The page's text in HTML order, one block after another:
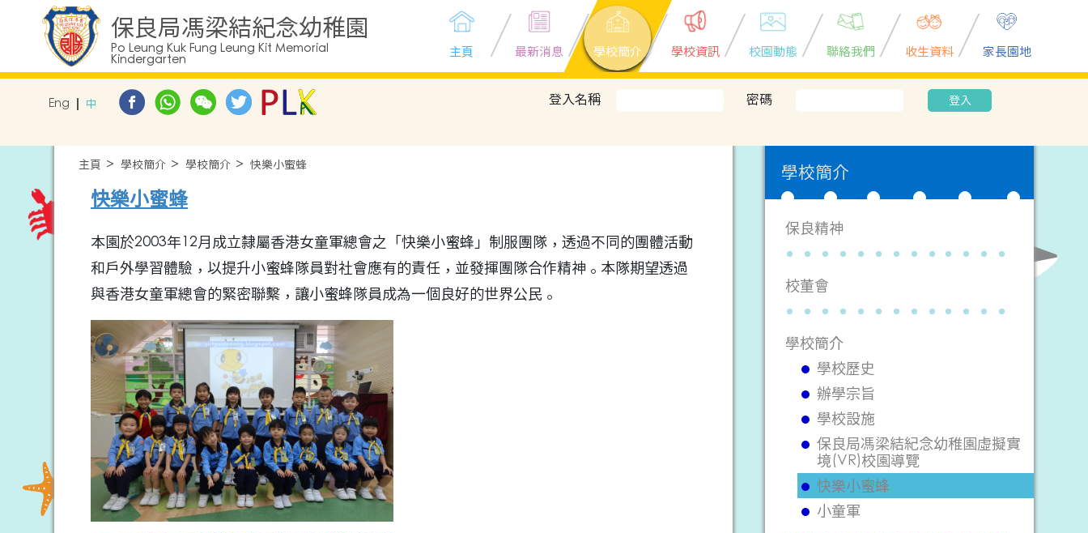
保良局馮梁結紀念幼稚園
Po Leung Kuk Fung Leung Kit Memorial
Kindergarten 主頁 最新消息 學校簡介 學校資訊 校園動態 聯絡我們 收生資料 家長園地
Eng 中 登入名稱 密碼 登入
主頁 學校簡介 學校簡介 快樂小蜜蜂
快樂小蜜蜂
本園於2003年12月成立隸屬香港女童軍總會之「快樂小蜜蜂」制服團隊，透過不同的團體活動
和戶外學習體驗，以提升小蜜蜂隊員對社會應有的責任，並發揮團隊合作精神。本隊期望透過
與香港女童軍總會的緊密聯繫，讓小蜜蜂隊員成為一個良好的世界公民。
學校簡介
保良精神
校董會
學校簡介
學校歷史
辦學宗旨
學校設施
保良局馮梁結紀念幼稚園虛擬實
境(VR)校園導覽
快樂小蜜蜂
小童軍